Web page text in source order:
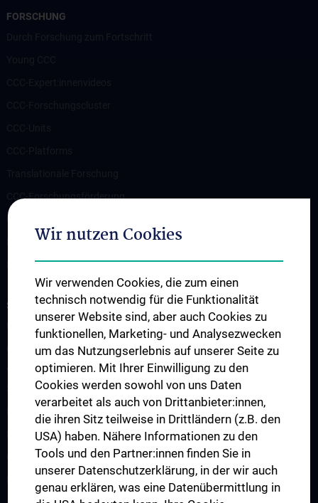
FORSCHUNG
CCC-Forschungsförderung
Publikationen
Links & Kontakt CCC-Forschungsangelegenheiten
STUDIUM, AUS- UND FORTBILDUNG
Cancer Update CCC Vienna
Vienna International Summer School on Oncology for Medical
Students
Klinisch-Praktisches Jahr (KPJ)
Onkologische PhD-Programme
Wir nutzen Cookies
Wir verwenden Cookies, die zum einen
technisch notwendig für die Funktionalität
unserer Website sind, aber auch Cookies zu
funktionellen, Marketing- und Analysezwecken
um das Nutzungserlebnis auf unserer Seite zu
optimieren. Mit Ihrer Einwilligung zu den
Cookies werden sowohl von uns Daten
verarbeitet als auch von Drittanbieter:innen,
die ihren Sitz teilweise in Drittländern (z.B. den
USA) haben. Nähere Informationen zu den
Tools und den Partner:innen finden Sie in
unserer Datenschutzerklärung, in der wir auch
genau erklären, was eine Datenübermittlung in